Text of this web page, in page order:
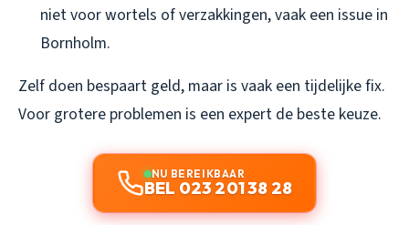
niet voor wortels of verzakkingen, vaak een issue in
Bornholm.
Zelf doen bespaart geld, maar is vaak een tijdelijke fix.
Voor grotere problemen is een expert de beste keuze.
NU BEREIKBAAR
BEL 023 201 38 28